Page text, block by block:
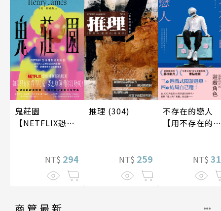
鬼莊園
【NETFLIX恐怖
NT$ 294
推理 (304)
NT$ 259
不存在的戀人
【用不存在的
NT$